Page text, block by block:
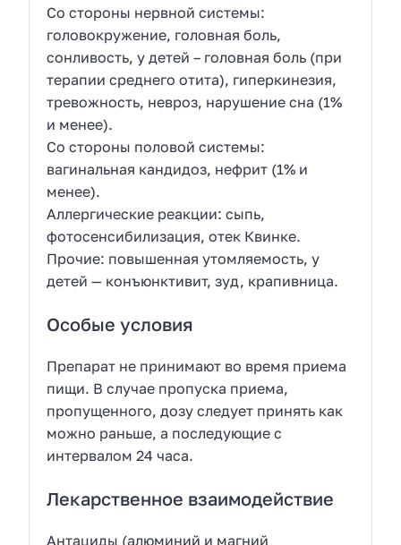
Со стороны нервной системы:
головокружение, головная боль,
сонливость, у детей – головная боль (при
терапии среднего отита), гиперкинезия,
тревожность, невроз, нарушение сна (1%
и менее).
Со стороны половой системы:
вагинальная кандидоз, нефрит (1% и
менее).
Аллергические реакции: сыпь,
фотосенсибилизация, отек Квинке.
Прочие: повышенная утомляемость, у
детей — конъюнктивит, зуд, крапивница.
Особые условия
Препарат не принимают во время приема
пищи. В случае пропуска приема,
пропущенного, дозу следует принять как
можно раньше, а последующие с
интервалом 24 часа.
Лекарственное взаимодействие
Антациды (алюминий и магний